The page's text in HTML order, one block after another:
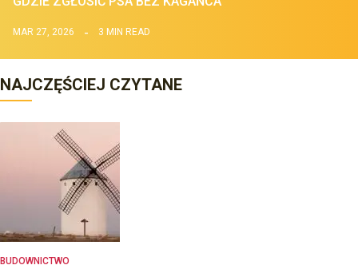
MAR 27, 2026 3 MIN READ
NAJCZĘŚCIEJ CZYTANE
BUDOWNICTWO